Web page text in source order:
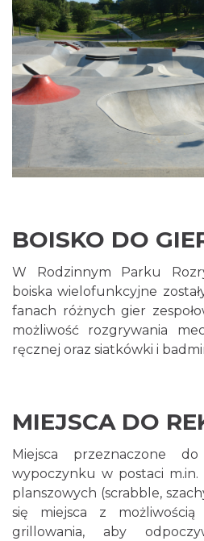
BOISKO DO
W Rodzinnym Parku
boiska wielofunkcyjne
fanach różnych gier
możliwość rozgrywania
ręcznej oraz siatkówki i
MIEJSCA DO
Miejsca przeznaczone
wypoczynku w postaci
planszowych (scrabble,
się miejsca z
grillowania, aby